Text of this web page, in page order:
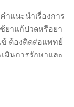
แนะนำเรื่องการ
ยาแก้ปวดหรือยา
ต้องติดต่อแพทย์
มินการรักษาและ